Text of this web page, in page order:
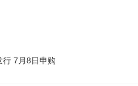
行 7月8日申购